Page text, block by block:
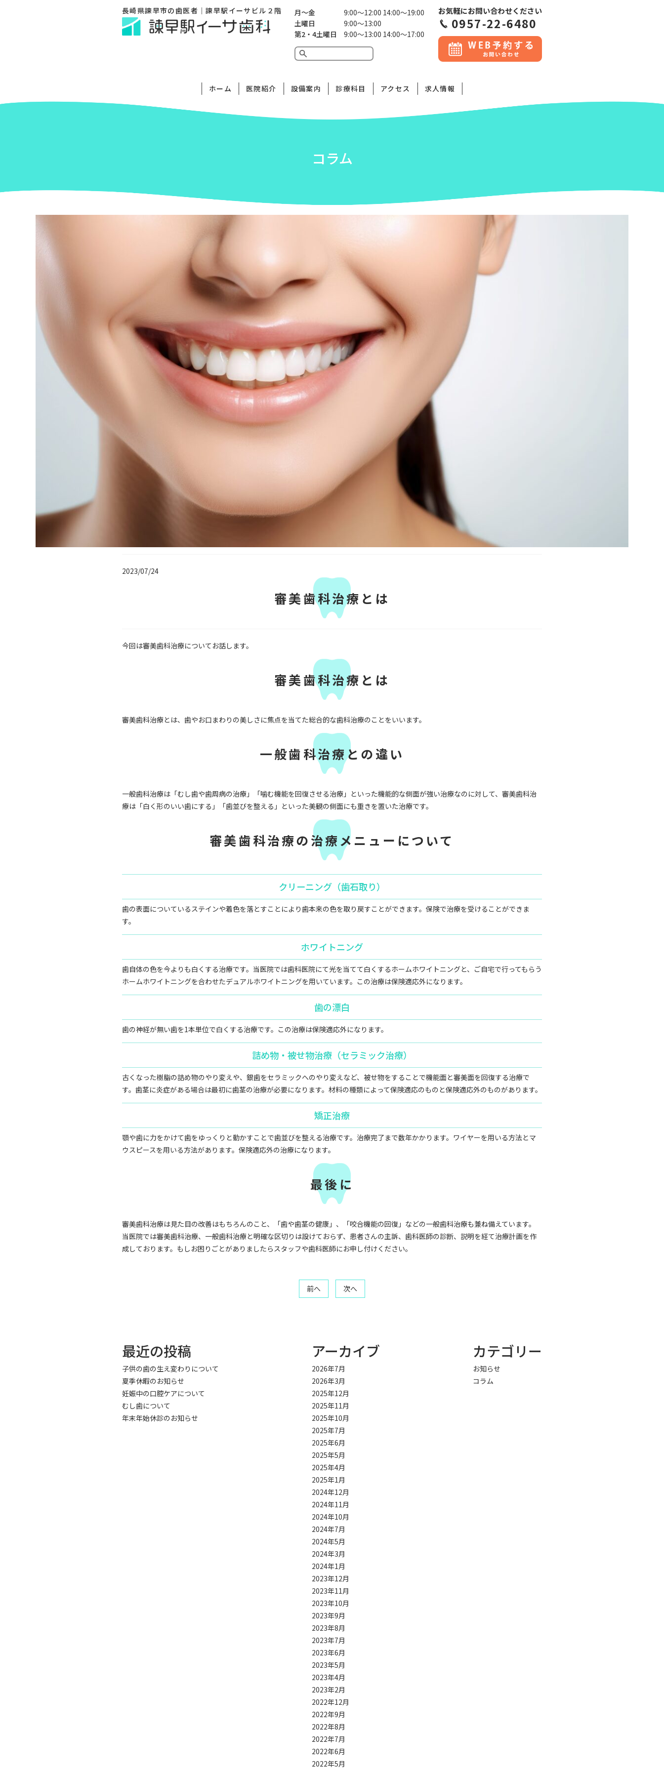
長崎県諫早市の歯医者｜諫早駅イーサビル２階 月〜金
9:00〜12:00 14:00〜19:00
土曜日
9:00〜13:00
第2・4土曜日
9:00〜13:00 14:00〜17:00
お気軽にお問い合わせください
0957-22-6480
ホーム 医院紹介 設備案内 診療科目 アクセス 求人情報
コラム
2023/07/24
審美歯科治療とは
今回は審美歯科治療についてお話します。
審美歯科治療とは
審美歯科治療とは、歯やお口まわりの美しさに焦点を当てた総合的な歯科治療のことをいいます。
一般歯科治療との違い
一般歯科治療は「むし歯や歯周病の治療」「噛む機能を回復させる治療」といった機能的な側面が強い治療なのに対して、審美歯科治
療は「白く形のいい歯にする」「歯並びを整える」といった美観の側面にも重きを置いた治療です。
審美歯科治療の治療メニューについて
クリーニング（歯石取り）
歯の表面についているステインや着色を落とすことにより歯本来の色を取り戻すことができます。保険で治療を受けることができま
す。
ホワイトニング
歯自体の色を今よりも白くする治療です。当医院では歯科医院にて光を当てて白くするホームホワイトニングと、ご自宅で行ってもらう
ホームホワイトニングを合わせたデュアルホワイトニングを用いています。この治療は保険適応外になります。
歯の漂白
歯の神経が無い歯を1本単位で白くする治療です。この治療は保険適応外になります。
詰め物・被せ物治療（セラミック治療）
古くなった樹脂の詰め物のやり変えや、銀歯をセラミックへのやり変えなど、被せ物をすることで機能面と審美面を回復する治療で
す。歯茎に炎症がある場合は最初に歯茎の治療が必要になります。材料の種類によって保険適応のものと保険適応外のものがあります。
矯正治療
顎や歯に力をかけて歯をゆっくりと動かすことで歯並びを整える治療です。治療完了まで数年かかります。ワイヤーを用いる方法とマ
ウスピースを用いる方法があります。保険適応外の治療になります。
最後に
審美歯科治療は見た目の改善はもちろんのこと、「歯や歯茎の健康」、「咬合機能の回復」などの一般歯科治療も兼ね備えています。
当医院では審美歯科治療、一般歯科治療と明確な区切りは設けておらず、患者さんの主訴、歯科医師の診断、説明を経て治療計画を作
成しております。もしお困りごとがありましたらスタッフや歯科医師にお申し付けください。
投
稿
ゲ
ー
シ
ョ
ン
前へ 次へ
最近の投稿
子供の歯の生え変わりについて
夏季休暇のお知らせ
妊娠中の口腔ケアについて
むし歯について
年末年始休診のお知らせ
アーカイブ
2026年7月
2026年3月
2025年12月
2025年11月
2025年10月
2025年7月
2025年6月
2025年5月
2025年4月
2025年1月
2024年12月
2024年11月
2024年10月
2024年7月
2024年5月
2024年3月
2024年1月
2023年12月
2023年11月
2023年10月
2023年9月
2023年8月
2023年7月
2023年6月
2023年5月
2023年4月
2023年2月
2022年12月
2022年9月
2022年8月
2022年7月
2022年6月
2022年5月
カテゴリー
お知らせ
コラム